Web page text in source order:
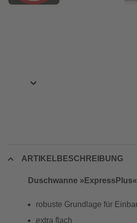
ARTIKELBESCHREIBUNG
Duschwanne
robuste Grundlage für
extra flach